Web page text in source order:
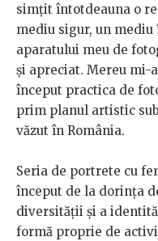
simțit întotdeauna o
mediu sigur, un
aparatului meu de
și apreciat. Mereu mi-
început practica de
prim planul artistic
văzut în România.
Seria de portrete cu
început de la dorința
diversității și a
formă proprie de